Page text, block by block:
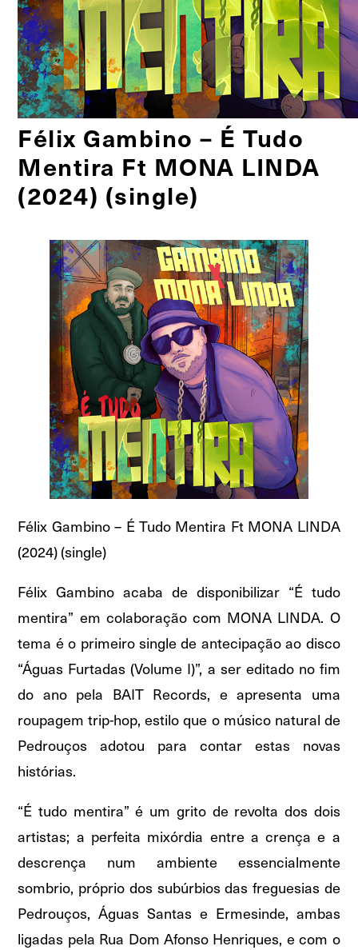
Félix Gambino – É Tudo
Mentira Ft MONA LINDA
(2024) (single)
Félix Gambino – É Tudo Mentira Ft MONA LINDA
(2024) (single)
Félix Gambino acaba de disponibilizar “É tudo
mentira” em colaboração com MONA LINDA. O
tema é o primeiro single de antecipação ao disco
“Águas Furtadas (Volume I)”, a ser editado no fim
do ano pela BAIT Records, e apresenta uma
roupagem trip-hop, estilo que o músico natural de
Pedrouços adotou para contar estas novas
histórias.
“É tudo mentira” é um grito de revolta dos dois
artistas; a perfeita mixórdia entre a crença e a
descrença num ambiente essencialmente
sombrio, próprio dos subúrbios das freguesias de
Pedrouços, Águas Santas e Ermesinde, ambas
ligadas pela Rua Dom Afonso Henriques, e com o